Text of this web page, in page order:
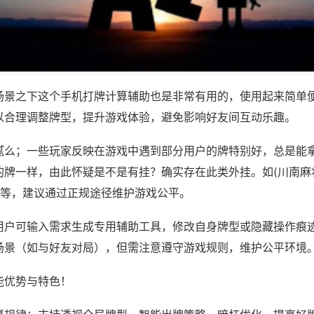
之下这个手机打牌计算辅助也是非常有用的，使用起来简单
理调整牌型，提升游戏体验，避免影响好友间互动乐趣。
；一些玩家反映在游戏中遇到部分用户的牌特别好，总是能
一样，由此怀疑是不是有挂？确实存在此类外挂。如(川南
，建议通过正规途径维护游戏公平。
可输入需求生成专用辅助工具，修改自身牌型或隐藏操作痕
（如与好友对局），但需注意遵守游戏规则，维护公平环境
势与特色！